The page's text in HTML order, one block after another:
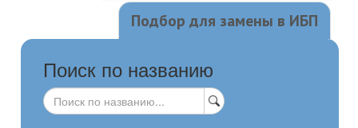
Подбор для замены в ИБП
Поиск по названию